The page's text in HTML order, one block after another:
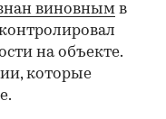
виновным в
на объекте.
которые